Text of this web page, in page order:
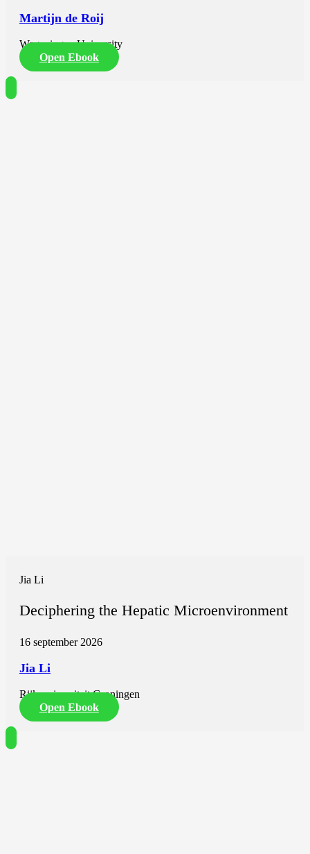
Martijn de Roij
Wageningen University
Open Ebook
Jia Li
Deciphering the Hepatic Microenvironment
16 september 2026
Jia Li
Rijksuniversiteit Groningen
Open Ebook